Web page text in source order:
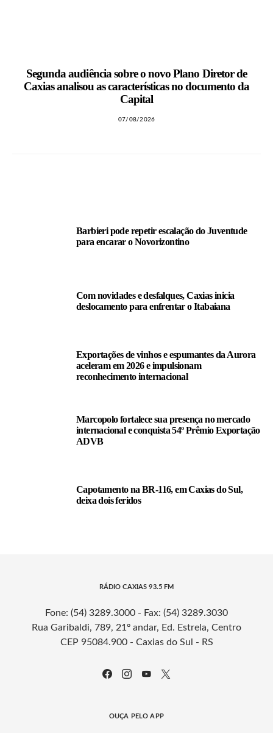
Segunda audiência sobre o novo Plano Diretor de
Caxias analisou as características no documento da
Capital
07/08/2026
Barbieri pode repetir escalação do Juventude
para encarar o Novorizontino
Com novidades e desfalques, Caxias inicia
deslocamento para enfrentar o Itabaiana
Exportações de vinhos e espumantes da Aurora
aceleram em 2026 e impulsionam
reconhecimento internacional
Marcopolo fortalece sua presença no mercado
internacional e conquista 54º Prêmio Exportação
ADVB
Capotamento na BR-116, em Caxias do Sul,
deixa dois feridos
RÁDIO CAXIAS 93.5 FM
Fone: (54) 3289.3000 - Fax: (54) 3289.3030
Rua Garibaldi, 789, 21º andar, Ed. Estrela, Centro
CEP 95084.900 - Caxias do Sul - RS
OUÇA PELO APP